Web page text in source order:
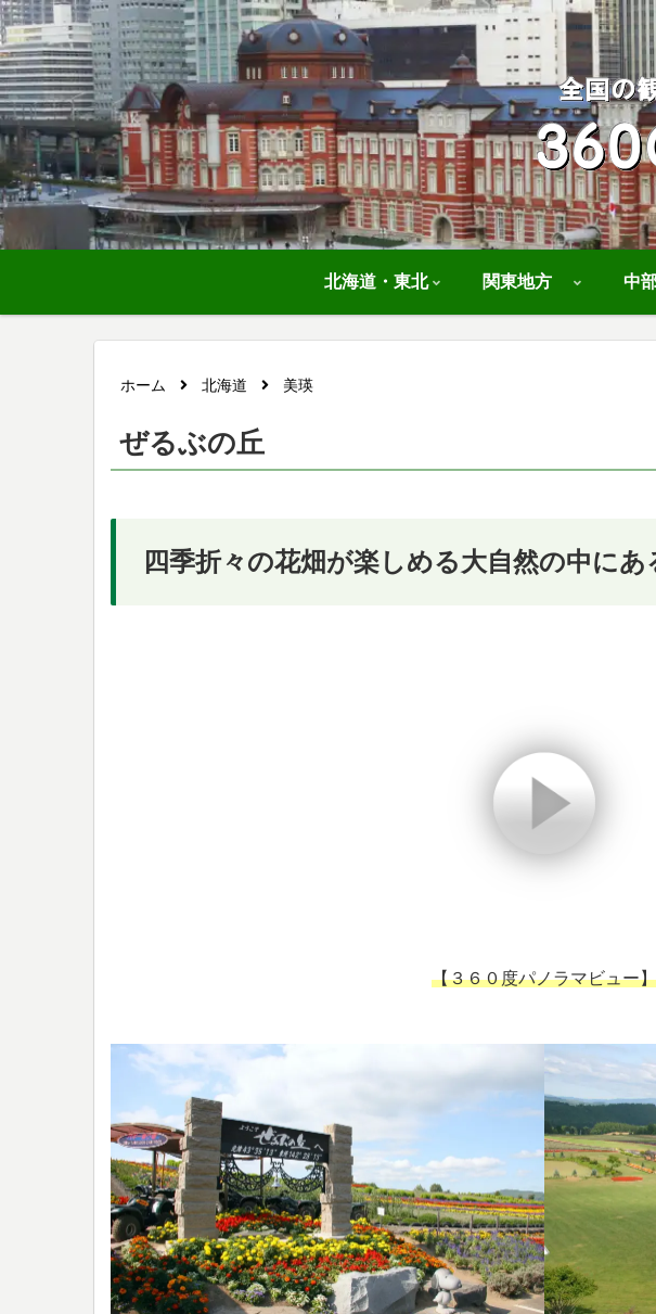
北海道・東北 関東地方 中
ホーム 北海道 美瑛
ぜるぶの丘
四季折々の花畑が楽しめる大自然の中にあ
【３６０度パノラマビュー】